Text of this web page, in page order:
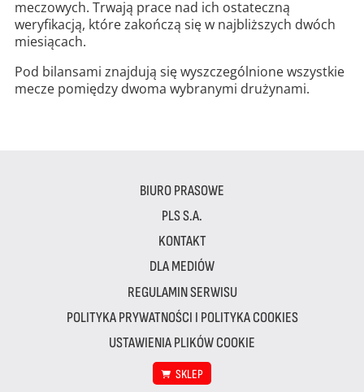
meczowych. Trwają prace nad ich ostateczną
weryfikacją, które zakończą się w najbliższych dwóch
miesiącach.
Pod bilansami znajdują się wyszczególnione wszystkie
mecze pomiędzy dwoma wybranymi drużynami.
BIURO PRASOWE
PLS S.A.
KONTAKT
DLA MEDIÓW
REGULAMIN SERWISU
POLITYKA PRYWATNOŚCI I POLITYKA COOKIES
USTAWIENIA PLIKÓW COOKIE
SKLEP